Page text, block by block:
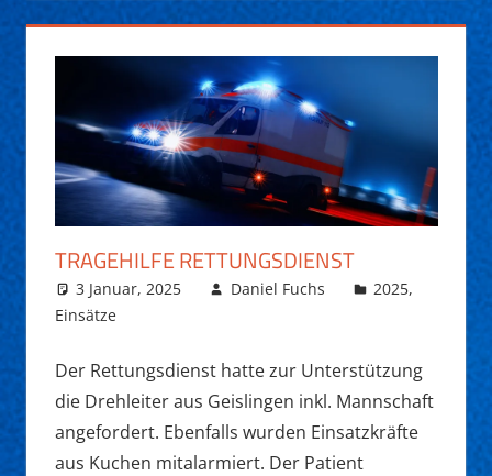
TRAGEHILFE RETTUNGSDIENST
3 Januar, 2025 Daniel Fuchs 2025,
Einsätze
Der Rettungsdienst hatte zur Unterstützung
die Drehleiter aus Geislingen inkl. Mannschaft
angefordert. Ebenfalls wurden Einsatzkräfte
aus Kuchen mitalarmiert. Der Patient